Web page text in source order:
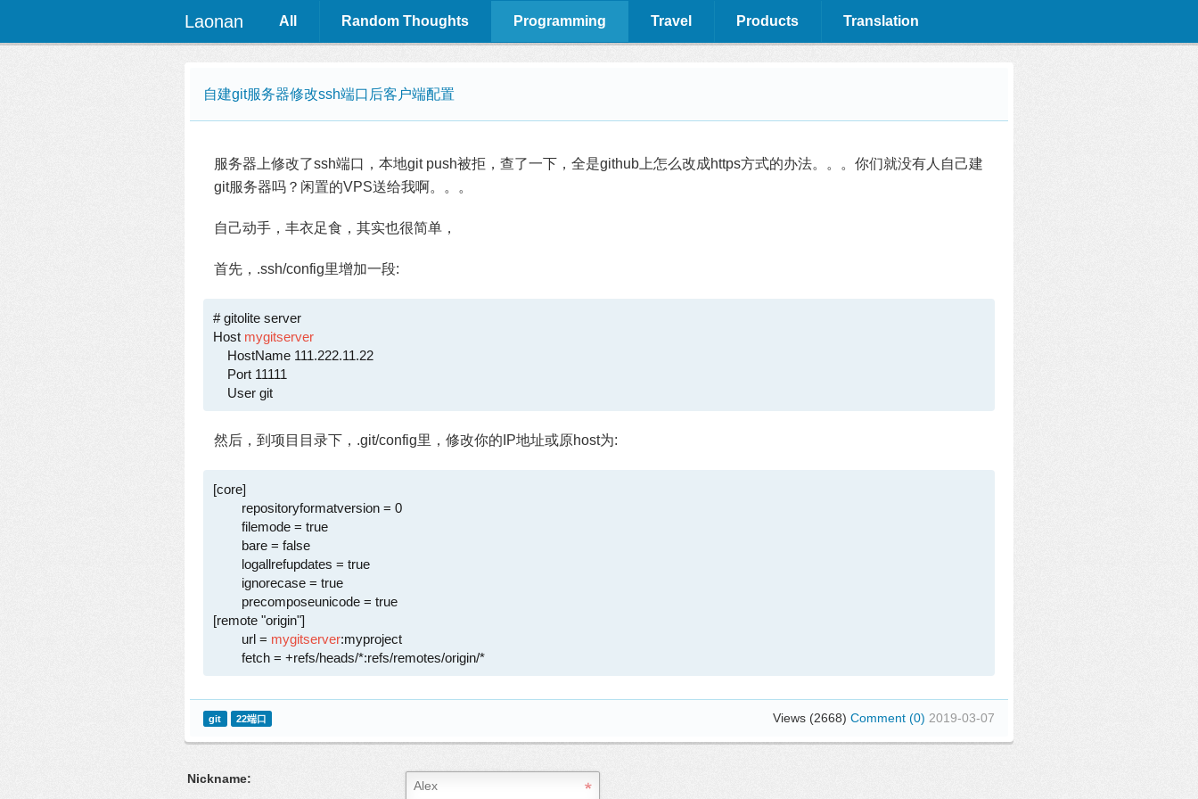
Laonan All Random Thoughts Programming Travel Products Translation
自建git服务器修改ssh端口后客户端配置
服务器上修改了ssh端口，本地git push被拒，查了一下，全是github上怎么改成https方式的办法。。。你们就没有人自己建
git服务器吗？闲置的VPS送给我啊。。。
自己动手，丰衣足食，其实也很简单，
首先，.ssh/config里增加一段:
# gitolite server
Host mygitserver
    User git
然后，到项目目录下，.git/config里，修改你的IP地址或原host为:
[core]
[remote "origin"]
        url =
mygitserver:myproject
        fetch = +refs/heads/*:refs/remotes/origin/*
git 22端口 Views (2668) Comment (0) 2019-03-07
Nickname: